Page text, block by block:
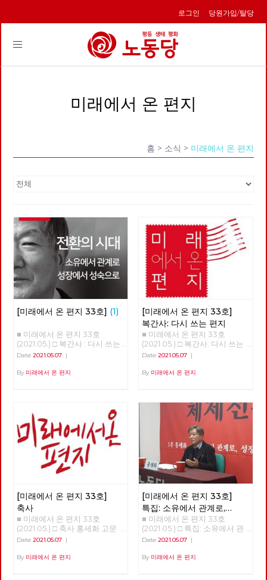
로그인 당원가입/탈당
Toggle
미래에서 온 편지
홈 > 소식 > 미래에서 온 편지
[미래에서 온 편지 33호] (1)
■ 미래에서 온 편지 33호
(2021.05.) □ 복간사 : 다시 쓰는
편지 □ 축사 □ 특집 : 소유에서
세 : 5월의 정세 □ 사람 : 러빙 속
■ 편집위원: 김석정, 나도원, 안
보영, 이용규, 적야, 현린
Date 2021.05.07 |
By 미래에서 온 편지
[미래에서 온 편지 33호]
복간사: 다시 쓰는 편지
■ 미래에서 온 편지 33호
(2021.05.) □ 복간사: 다시 쓰는
편지 노동당 기관지 [미래에서
6월 32호 이후 5년 만의 복간입
사회주의를 향한 노동당의 사유
를 다시 모아 내고 실천을 이어
간다는 것입니다. 끊어졌던 편지
를 다시 쓴다는 것은 끊어졌던
선을 다시 잇는다는 것입니다.
흩어져 있던 점들을 이어 다시
광장을 연다는 것입니다. 모두
가 쓸모 없다며 사회주의라는 과
거를 폐기하지만, 불가능하다며
사회주의라는 미래를 포기하지
만, 그리하여 자본주의라는 반인
간적, 반민주적, 반사회적 체제
속에 안주하지만, 노동당은 다릅
니다. 노동당은 다른 시간에 대
한 사유를 놓지 않습니다. 노동
당은 다른 공간을 위한 실천을
놓지 않습니다. 선이 끊어질 때,
점들은 고립되고 마침내 소멸합
Date 2021.05.07|
By 미래에서 온 편지
[미래에서 온 편지 33호]
축사
■ 미래에서 온 편지 33호
(2021.05.) □ 축사 홍세화 고문
안녕하세요? 노동당 기관지 <
(온라인) 발간을 당원 여러분과
Date 2021.05.07 |
By 미래에서 온 편지
[미래에서 온 편지 33호]
특집: 소유에서 관계로,
성장에서 성숙으로
■ 미래에서 온 편지 33호
(2021.05.) □ 특집: 소유에서 관
계로, 성장에서 성숙으로 홍세화
관계로, 성장에서 성숙으로> 오
Date 2021.05.07|
By 미래에서 온 편지